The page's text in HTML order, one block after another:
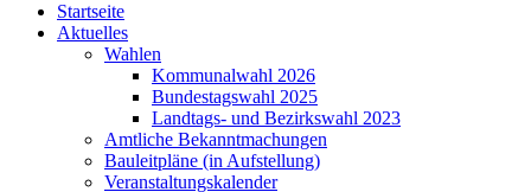
Startseite
Aktuelles
Wahlen
Kommunalwahl 2026
Bundestagswahl 2025
Landtags- und Bezirkswahl 2023
Amtliche Bekanntmachungen
Bauleitpläne (in Aufstellung)
Veranstaltungskalender